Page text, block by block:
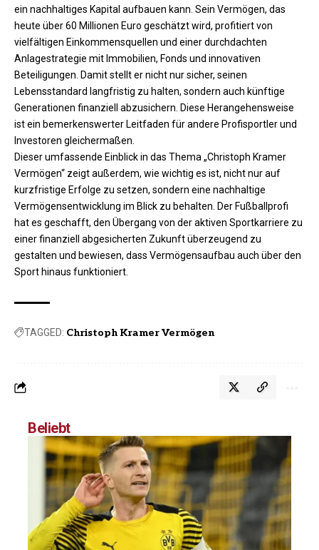
ein nachhaltiges Kapital aufbauen kann. Sein Vermögen, das
heute über 60 Millionen Euro geschätzt wird, profitiert von
vielfältigen Einkommensquellen und einer durchdachten
Anlagestrategie mit Immobilien, Fonds und innovativen
Beteiligungen. Damit stellt er nicht nur sicher, seinen
Lebensstandard langfristig zu halten, sondern auch künftige
Generationen finanziell abzusichern. Diese Herangehensweise
ist ein bemerkenswerter Leitfaden für andere Profisportler und
Investoren gleichermaßen.
Dieser umfassende Einblick in das Thema „Christoph Kramer
Vermögen“ zeigt außerdem, wie wichtig es ist, nicht nur auf
kurzfristige Erfolge zu setzen, sondern eine nachhaltige
Vermögensentwicklung im Blick zu behalten. Der Fußballprofi
hat es geschafft, den Übergang von der aktiven Sportkarriere zu
einer finanziell abgesicherten Zukunft überzeugend zu
gestalten und bewiesen, dass Vermögensaufbau auch über den
Sport hinaus funktioniert.
TAGGED: Christoph Kramer Vermögen
Beliebt